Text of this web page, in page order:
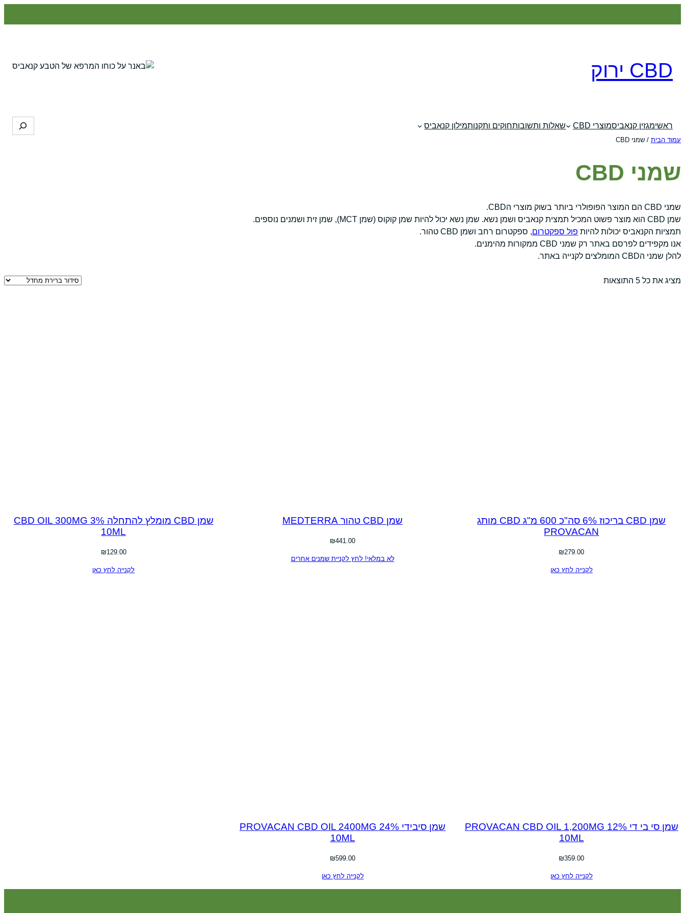
CBD ירוק
ראשימגזין קנאביסמוצרי CBD שאלות ותשובותחוקים ותקנותמילון קנאביס Search
עמוד הבית / שמני CBD
שמני CBD
שמני CBD הם המוצר הפופולרי ביותר בשוק מוצרי הCBD.
שמן CBD הוא מוצר פשוט המכיל תמצית קנאביס ושמן נשא. שמן נשא יכול להיות שמן קוקוס (שמן MCT), שמן זית ושמנים נוספים.
תמציות הקנאביס יכולות להיות פול ספקטרום, ספקטרום רחב ושמן CBD טהור.
אנו מקפידים לפרסם באתר רק שמני CBD ממקורות מהימנים.
להלן שמני הCBD המומלצים לקנייה באתר.
מציג את כל 5 התוצאות
שמן CBD בריכוז 6% סה"כ 600 מ"ג CBD מותג
PROVACAN
₪279.00
לקנייה לחץ כאן
שמן CBD טהור MEDTERRA
₪441.00
לא במלאי! לחץ לקניית שמנים אחרים
שמן CBD מומלץ להתחלה CBD OIL 300MG 3%
10ML
₪129.00
לקנייה לחץ כאן
שמן סי בי די PROVACAN CBD OIL 1,200MG 12%
10ML
₪359.00
לקנייה לחץ כאן
שמן סיבידי PROVACAN CBD OIL 2400MG 24%
10ML
₪599.00
לקנייה לחץ כאן